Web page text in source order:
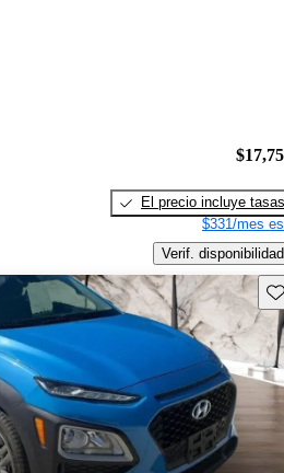
El precio incluye tasas
$331/mes
Verif. disponibilidad